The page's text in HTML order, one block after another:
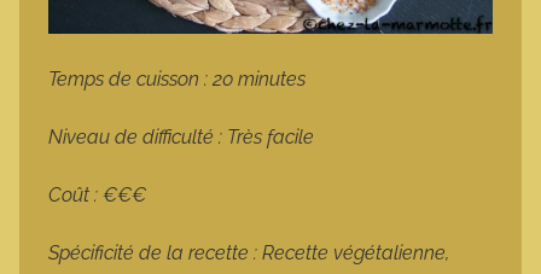
Temps de cuisson : 20 minutes
Niveau de difficulté : Très facile
Coût : €€€
Spécificité de la recette : Recette végétalienne,